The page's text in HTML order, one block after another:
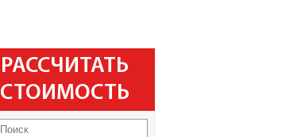
РАССЧИТАТЬ
СТОИМОСТЬ